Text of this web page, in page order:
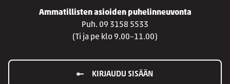
Ammatillisten asioiden puhelinneuvonta
Puh. 09 3158 5533
(Ti ja pe klo 9.00–11.00)
KIRJAUDU SISÄÄN